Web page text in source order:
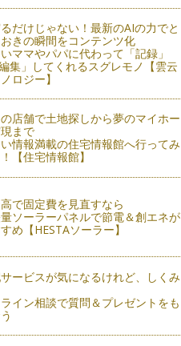
だけじゃない！最新のAIの力でと
きの瞬間をコンテンツ化
ママやパパに代わって「記録」
集」してくれるスグレモノ【雲云
ロジー】
の店舗で土地探しから夢のマイホー
まで
情報満載の住宅情報館へ行ってみ
【住宅情報館】
で固定費を見直すなら
ソーラーパネルで節電＆創エネが
め【HESTAソーラー】
ービスが気になるけれど、しくみ
イン相談で質問＆プレゼントをも